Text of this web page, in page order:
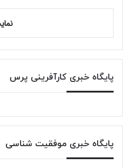
پایگاه خبری کارآفرینی پرس
پایگاه خبری موفقیت شناسی